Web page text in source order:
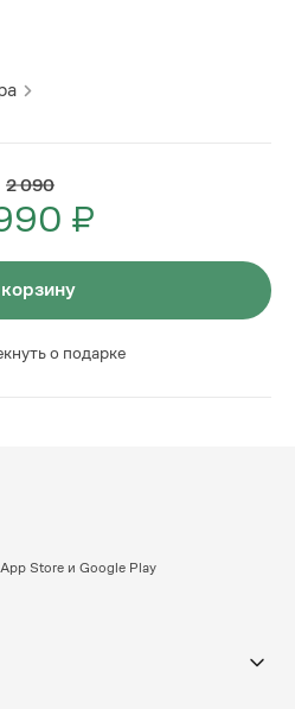
2 090
₽
о подарке
Store и Google Play